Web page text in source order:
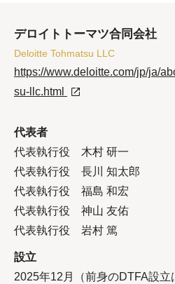
デロイトトーマツ合同会社
Deloitte Tohmatsu LLC
https://www.deloitte.com/jp/ja/
su-llc.html
代表者
代表執行役 木村 研一
代表執行役 長川 知太郎
代表執行役 福島 和宏
代表執行役 神山 友佑
代表執行役 岩村 篤
設立
2025年12月（前身のDTFA設立